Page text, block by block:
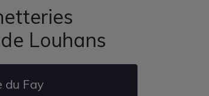
Louhans
du Fay